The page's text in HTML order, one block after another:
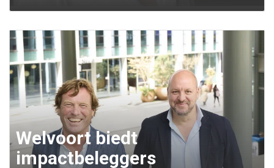
Welvoort biedt
impactbeleggers